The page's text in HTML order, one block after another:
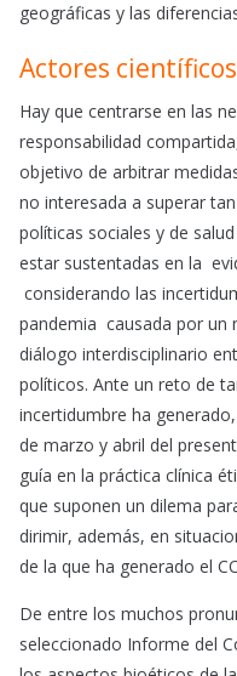
geográficas y las
Actores
Hay que centrarse en las
responsabilidad
objetivo de arbitrar
no interesada a superar
políticas sociales y de
estar sustentadas en la
considerando las
pandemia causada por un
diálogo interdisciplinario
políticos. Ante un reto de
incertidumbre ha
de marzo y abril del
guía en la práctica clínica
que suponen un dilema
dirimir, además, en
de la que ha generado el
De entre los muchos
seleccionado Informe del